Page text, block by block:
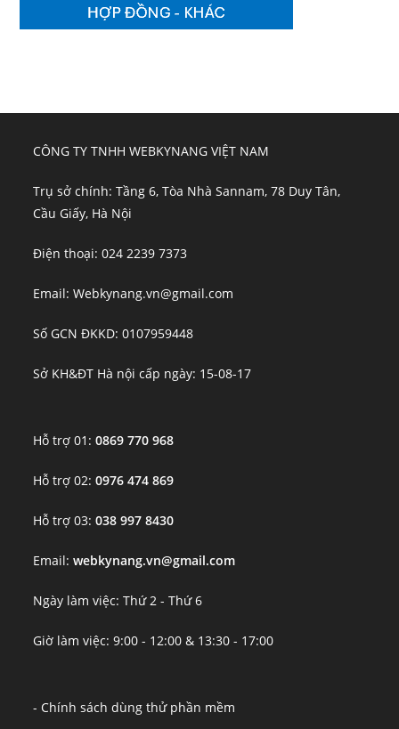
CÔNG TY TNHH WEBKYNANG VIỆT NAM
Trụ sở chính: Tầng 6, Tòa Nhà Sannam, 78 Duy Tân,
Cầu Giấy, Hà Nội
Điện thoại: 024 2239 7373
Email: Webkynang.vn@gmail.com
Số GCN ĐKKD: 0107959448
Sở KH&ĐT Hà nội cấp ngày: 15-08-17
Hỗ trợ 01:0869 770 968
Hỗ trợ 02:0976 474 869
Hỗ trợ 03:038 997 8430
Email:webkynang.vn@gmail.com
Ngày làm việc: Thứ 2 - Thứ 6
Giờ làm việc: 9:00 - 12:00 & 13:30 - 17:00
- Chính sách dùng thử phần mềm